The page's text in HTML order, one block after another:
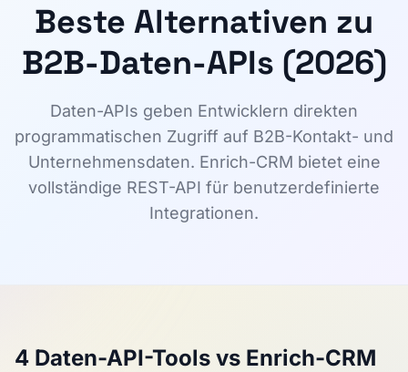
Beste Alternativen zu
B2B-Daten-APIs (2026)
Daten-APIs geben Entwicklern direkten
programmatischen Zugriff auf B2B-Kontakt- und
Unternehmensdaten. Enrich-CRM bietet eine
vollständige REST-API für benutzerdefinierte
Integrationen.
4 Daten-API-Tools vs Enrich-CRM